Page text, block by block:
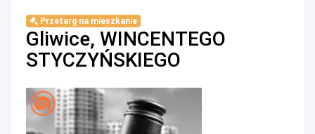
Przetarg na mieszkanie
Gliwice, WINCENTEGO
STYCZYŃSKIEGO